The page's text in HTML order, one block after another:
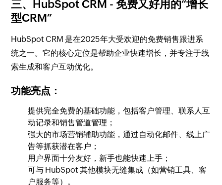
三、HubSpot CRM - 免费又好用的“增长
型CRM”
HubSpot CRM 是在2025年大受欢迎的免费销售跟进系
统之一。它的核心定位是帮助企业快速增长，并专注于线
索生成和客户互动优化。
功能亮点：
提供完全免费的基础功能，包括客户管理、联系人互
动记录和销售管道管理；
强大的市场营销辅助功能，通过自动化邮件、线上广
告等抓获潜在客户；
用户界面十分友好，新手也能快速上手；
可与 HubSpot 其他模块无缝集成（如营销工具、客
户服务等）。